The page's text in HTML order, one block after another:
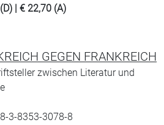
| € 22,70 (A)
GEGEN FRANKREICH
zwischen Literatur und
3-8353-3078-8